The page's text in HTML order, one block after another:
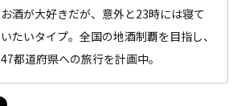
お酒が大好きだが、意外と23時には寝て
いたいタイプ。全国の地酒制覇を目指し、
47都道府県への旅行を計画中。